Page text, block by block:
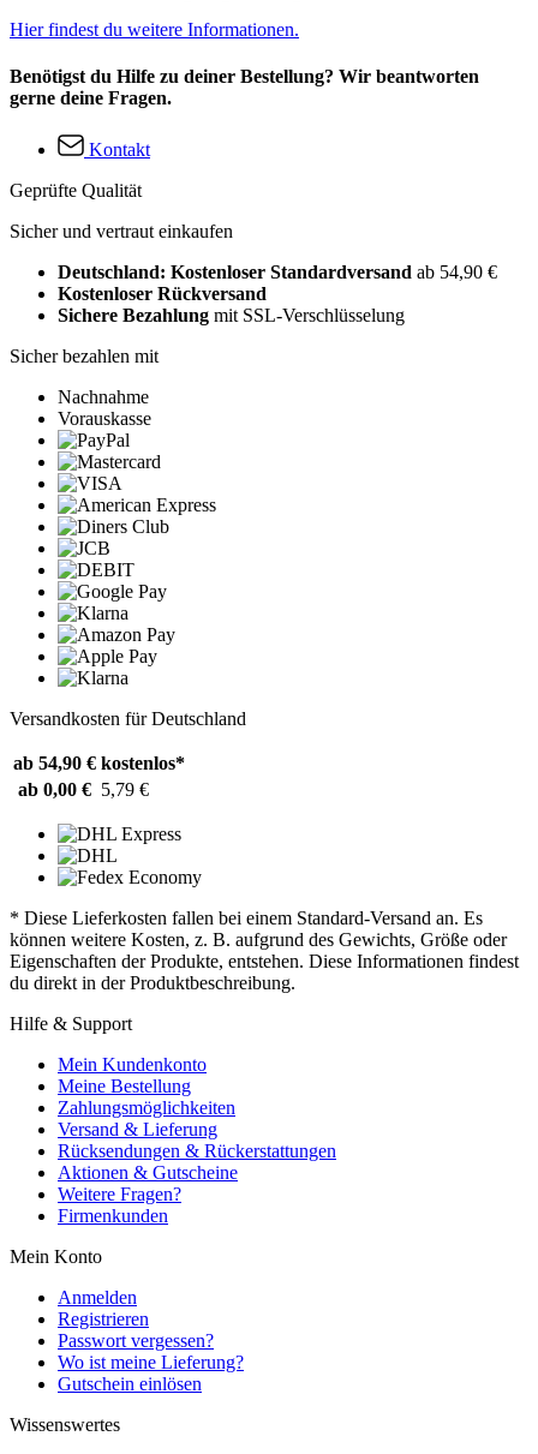
Hier findest du weitere Informationen.
Benötigst du Hilfe zu deiner Bestellung? Wir beantworten
gerne deine Fragen.
Kontakt
Geprüfte Qualität
Sicher und vertraut einkaufen
Deutschland: Kostenloser Standardversand ab 54,90 €
Kostenloser Rückversand
Sichere Bezahlung mit SSL-Verschlüsselung
Sicher bezahlen mit
Nachnahme
Vorauskasse
Versandkosten für Deutschland
ab 54,90 € kostenlos*
ab 0,00 € 5,79 €
* Diese Lieferkosten fallen bei einem Standard-Versand an. Es
können weitere Kosten, z. B. aufgrund des Gewichts, Größe oder
Eigenschaften der Produkte, entstehen. Diese Informationen findest
du direkt in der Produktbeschreibung.
Hilfe & Support
Mein Kundenkonto
Meine Bestellung
Zahlungsmöglichkeiten
Versand & Lieferung
Rücksendungen & Rückerstattungen
Aktionen & Gutscheine
Weitere Fragen?
Firmenkunden
Mein Konto
Anmelden
Registrieren
Passwort vergessen?
Wo ist meine Lieferung?
Gutschein einlösen
Wissenswertes